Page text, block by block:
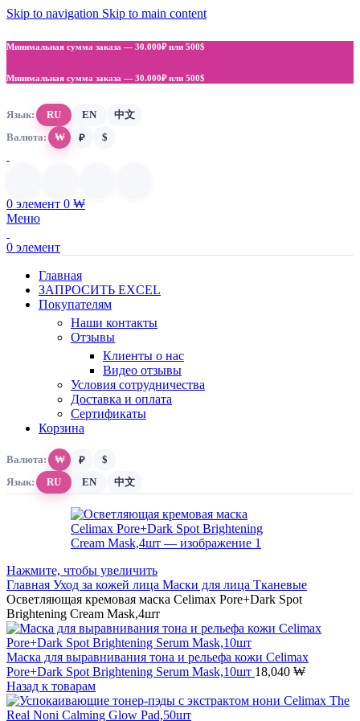
Skip to navigation Skip to main content
Минимальная сумма заказа — 30.000₽ или 500$
Минимальная сумма заказа — 30.000₽ или 500$
Язык: RU EN
中文
Валюта:
₩ ₽ $
0 элемент 0 ₩
Меню
0 элемент
Главная
ЗАПРОСИТЬ EXCEL
Покупателям
Наши контакты
Отзывы
Клиенты о нас
Видео отзывы
Условия сотрудничества
Доставка и оплата
Сертификаты
Корзина
Валюта: ₩ ₽
$
Язык:
RU EN 中文
Нажмите, чтобы увеличить
Главная Уход за кожей лица Маски для лица Тканевые
Осветляющая кремовая маска Celimax Pore+Dark Spot
Brightening Cream Mask,4шт
Маска для выравнивания тона и рельефа кожи Celimax
Pore+Dark Spot Brightening Serum Mask,10шт 18,040 ₩
Назад к товарам